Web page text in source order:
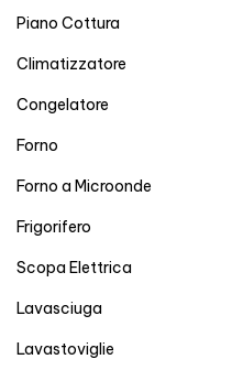
Piano Cottura
Climatizzatore
Congelatore
Forno
Forno a Microonde
Frigorifero
Scopa Elettrica
Lavasciuga
Lavastoviglie